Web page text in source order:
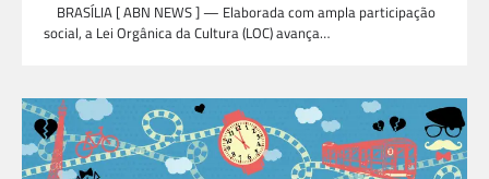
BRASÍLIA [ ABN NEWS ] — Elaborada com ampla participação
social, a Lei Orgânica da Cultura (LOC) avança…